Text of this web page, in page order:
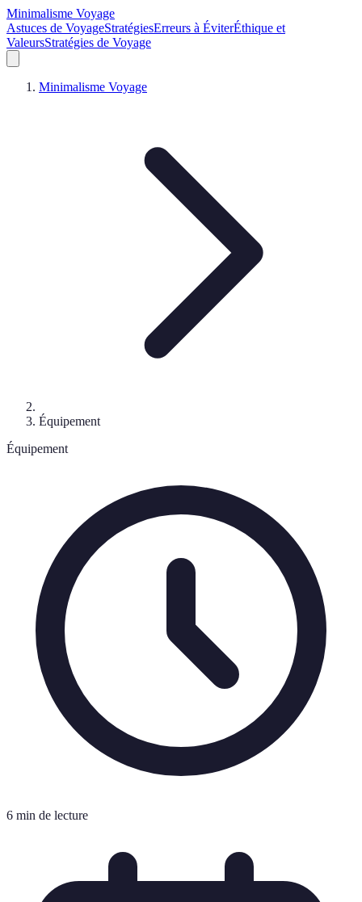
Minimalisme Voyage
Astuces de VoyageStratégiesErreurs à ÉviterÉthique et
ValeursStratégies de Voyage
Minimalisme Voyage
Équipement
Équipement
6 min de lecture